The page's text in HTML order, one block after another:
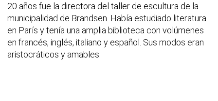
20 años fue la directora del taller de escultura de la
municipalidad de Brandsen. Había estudiado literatura
en París y tenía una amplia biblioteca con volúmenes
en francés, inglés, italiano y español. Sus modos eran
aristocráticos y amables.